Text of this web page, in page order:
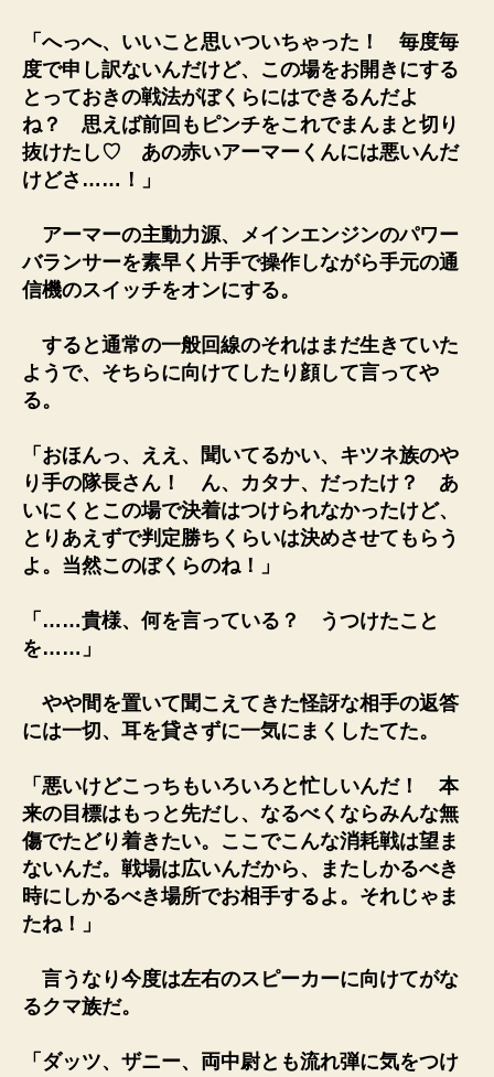
「へっへ、いいこと思いついちゃった！ 毎度毎
度で申し訳ないんだけど、この場をお開きにする
とっておきの戦法がぼくらにはできるんだよ
ね？ 思えば前回もピンチをこれでまんまと切り
抜けたし♡ あの赤いアーマーくんには悪いんだ
けどさ……！」
アーマーの主動力源、メインエンジンのパワー
バランサーを素早く片手で操作しながら手元の通
信機のスイッチをオンにする。
すると通常の一般回線のそれはまだ生きていた
ようで、そちらに向けてしたり顔して言ってや
る。
「おほんっ、ええ、聞いてるかい、キツネ族のや
り手の隊長さん！ ん、カタナ、だったけ？ あ
いにくとこの場で決着はつけられなかったけど、
とりあえずで判定勝ちくらいは決めさせてもらう
よ。当然このぼくらのね！」
「……貴様、何を言っている？ うつけたこと
を……」
やや間を置いて聞こえてきた怪訝な相手の返答
には一切、耳を貸さずに一気にまくしたてた。
「悪いけどこっちもいろいろと忙しいんだ！ 本
来の目標はもっと先だし、なるべくならみんな無
傷でたどり着きたい。ここでこんな消耗戦は望ま
ないんだ。戦場は広いんだから、またしかるべき
時にしかるべき場所でお相手するよ。それじゃま
たね！」
言うなり今度は左右のスピーカーに向けてがな
るクマ族だ。
「ダッツ、ザニー、両中尉とも流れ弾に気をつけ